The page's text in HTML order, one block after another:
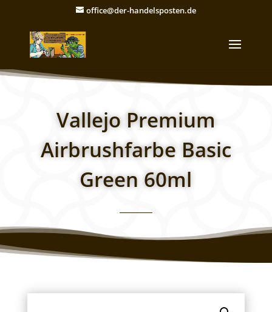
office@der-handelsposten.de
Vallejo Premium
Airbrushfarbe Basic
Green 60ml